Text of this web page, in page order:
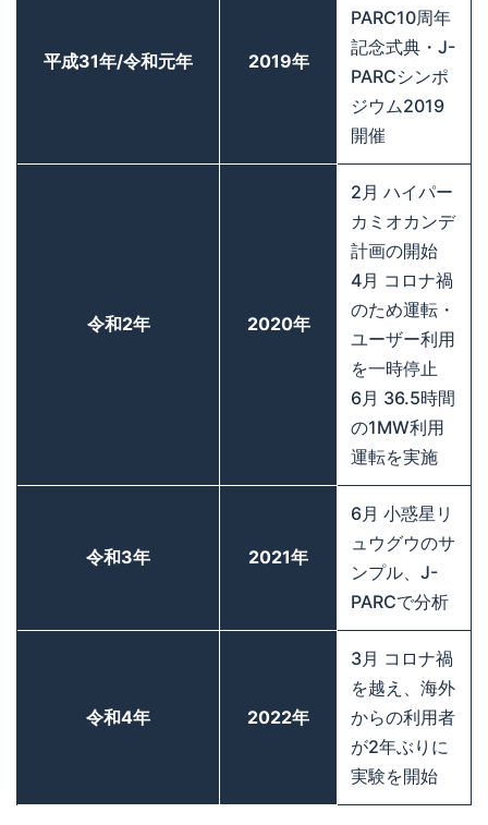
平成31年/令和元年 2019年
PARC10周年
記念式典・J-
PARCシンポ
ジウム2019
開催
令和2年 2020年
2月 ハイパー
カミオカンデ
計画の開始
4月 コロナ禍
のため運転・
ユーザー利用
を一時停止
6月 36.5時間
の1MW利用
運転を実施
令和3年 2021年
6月 小惑星リ
ュウグウのサ
ンプル、J-
PARCで分析
令和4年 2022年
3月 コロナ禍
を越え、海外
からの利用者
が2年ぶりに
実験を開始